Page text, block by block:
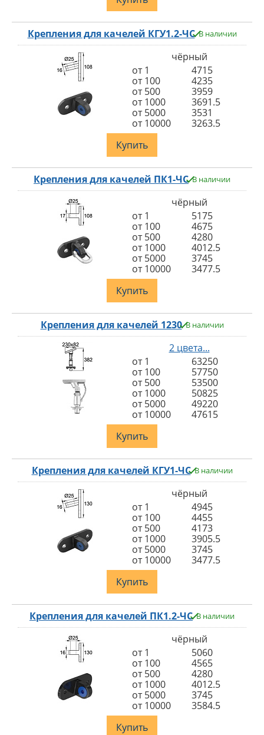
Крепления для качелей КГУ1.2-ЧС В наличии
чёрный
от 1
4715
от 100
4235
от 500
3959
от 1000
3691.5
от 5000
3531
от 10000
3263.5
Купить
Крепления для качелей ПК1-ЧС В наличии
чёрный
от 1
5175
от 100
4675
от 500
4280
от 1000
4012.5
от 5000
3745
от 10000
3477.5
Купить
Крепления для качелей 1230 В наличии
2 цвета...
от 1
63250
от 100
57750
от 500
53500
от 1000
50825
от 5000
49220
от 10000
47615
Купить
Крепления для качелей КГУ1-ЧС В наличии
чёрный
от 1
4945
от 100
4455
от 500
4173
от 1000
3905.5
от 5000
3745
от 10000
3477.5
Купить
Крепления для качелей ПК1.2-ЧС В наличии
чёрный
от 1
5060
от 100
4565
от 500
4280
от 1000
4012.5
от 5000
3745
от 10000
3584.5
Купить